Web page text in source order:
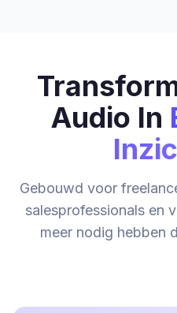
Audio In
Gebouwd voor
salesprofessionals en
meer nodig hebben